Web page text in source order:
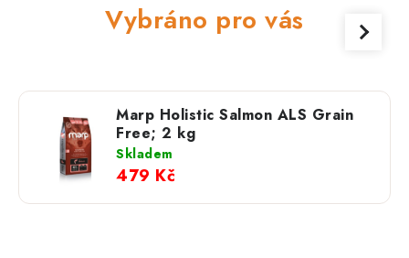
Vybráno pro vás
Marp Holistic Salmon ALS Grain
Free; 2 kg
Skladem
479 Kč